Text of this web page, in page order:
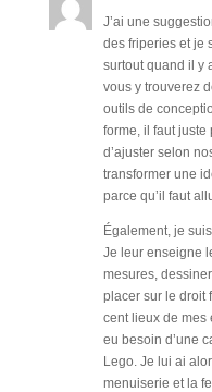
J’ai une
des friperies et je
surtout quand il y
vous y trouverez
outils de
forme, il faut juste
d’ajuster selon
transformer une
parce qu’il faut
Également, je
Je leur enseigne
mesures,
placer sur le droit
cent lieux de mes
eu besoin d’une
Lego. Je lui ai
menuiserie et la